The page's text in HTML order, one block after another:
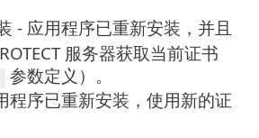
- 应用程序已重新安装，并且
服务器获取当前证书
参数定义）。
程序已重新安装，使用新的证